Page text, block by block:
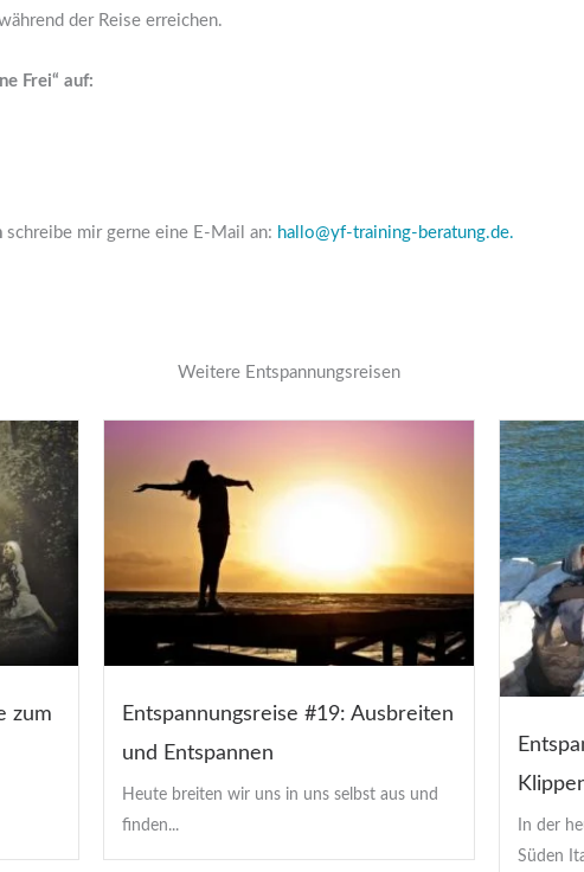
der Reise erreichen.
Frei“ auf:
schreibe mir gerne eine E-Mail an: hallo@yf-training-beratung.de.
Weitere Entspannungsreisen
zum
Entspannungsreise #19: Ausbreiten
und Entspannen
Heute breiten wir uns in uns selbst aus und
finden...
In der
Süden